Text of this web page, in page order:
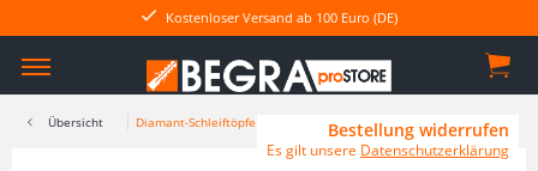
Kostenloser Versand ab 100 Euro (DE)
Übersicht Diamant-Schleiftöpfe Bestellung widerrufen
Es gilt unsere Datenschutzerklärung